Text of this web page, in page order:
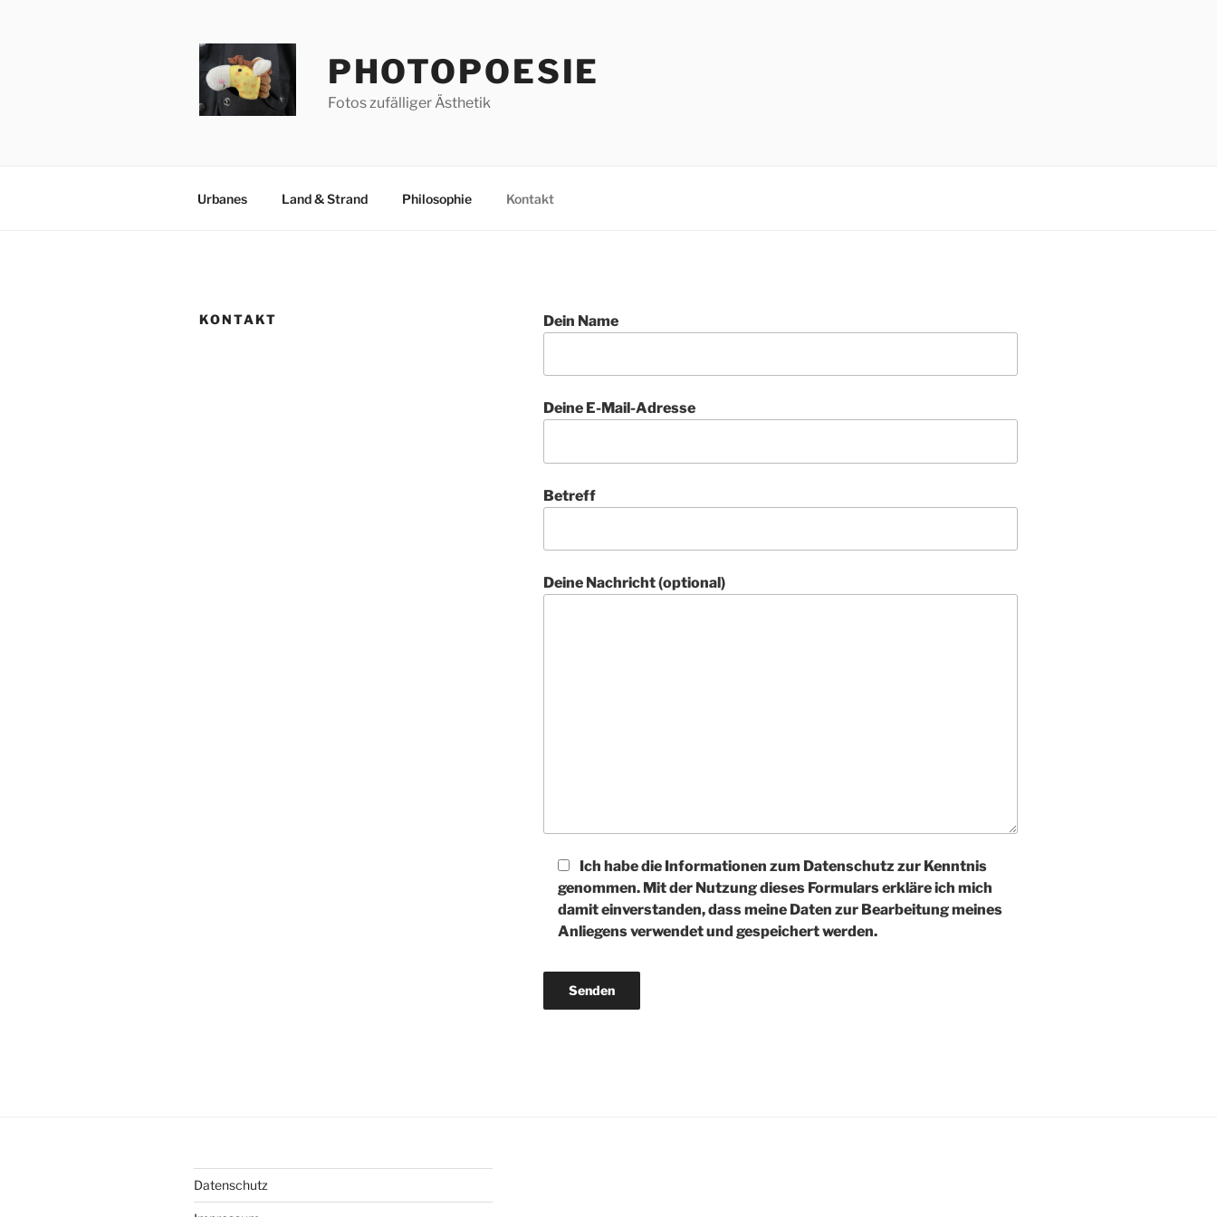
PHOTOPOESIE
Fotos zufälliger Ästhetik
Urbanes Land & Strand Philosophie Kontakt
KONTAKT Dein Name
Deine E-Mail-Adresse
Betreff
Deine Nachricht (optional)
Ich habe die Informationen zum Datenschutz zur Kenntnis
genommen. Mit der Nutzung dieses Formulars erkläre ich mich
damit einverstanden, dass meine Daten zur Bearbeitung meines
Anliegens verwendet und gespeichert werden.
Datenschutz